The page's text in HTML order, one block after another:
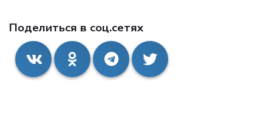
Поделиться в соц.сетях